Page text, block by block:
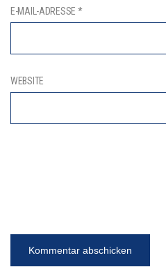
E-MAIL-ADRESSE *
WEBSITE